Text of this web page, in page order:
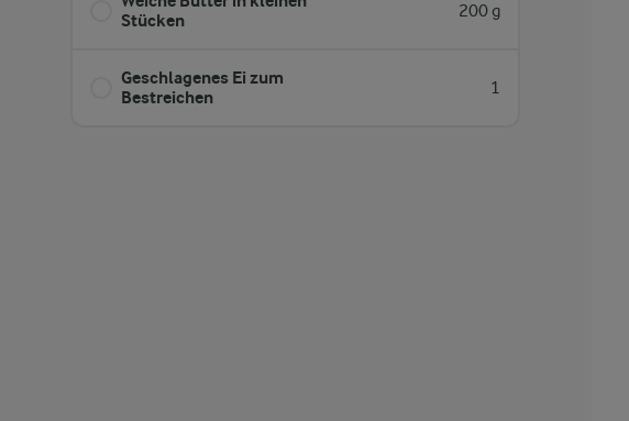
Stücken
200 g
Geschlagenes Ei zum
Bestreichen
1